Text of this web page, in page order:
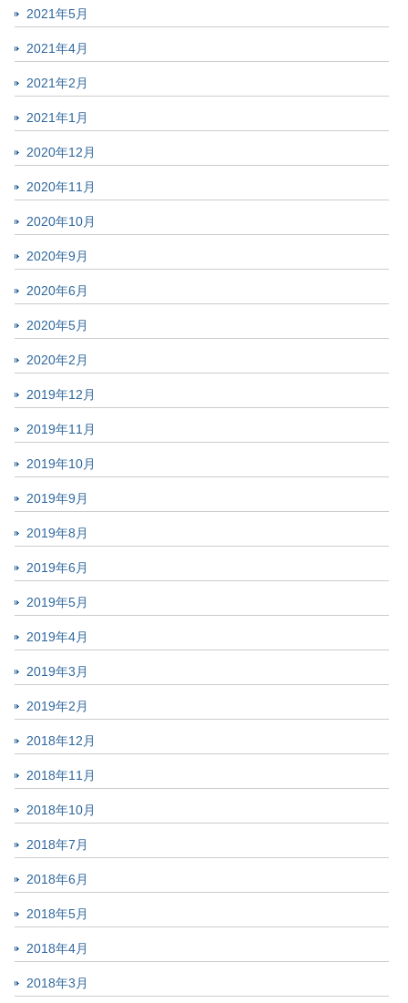
2021年5月
2021年4月
2021年2月
2021年1月
2020年12月
2020年11月
2020年10月
2020年9月
2020年6月
2020年5月
2020年2月
2019年12月
2019年11月
2019年10月
2019年9月
2019年8月
2019年6月
2019年5月
2019年4月
2019年3月
2019年2月
2018年12月
2018年11月
2018年10月
2018年7月
2018年6月
2018年5月
2018年4月
2018年3月